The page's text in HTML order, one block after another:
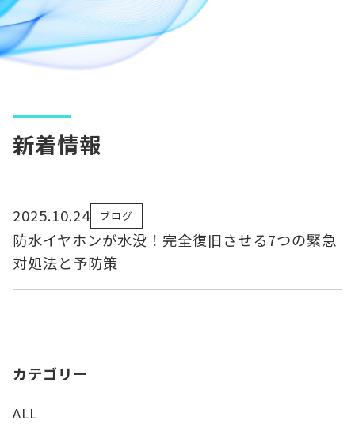
新着情報
2025.10.24 ブログ
防水イヤホンが水没！完全復旧させる7つの緊急
対処法と予防策
カテゴリー
ALL